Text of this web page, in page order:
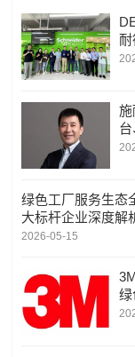
耐
气
施
AI
绿色工厂服务生态
大标杆企业深度解
2026-05-15
绿
能